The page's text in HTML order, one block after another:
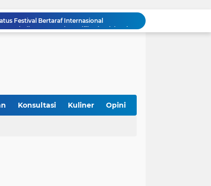
Asyik! Dimulai dari Kantin Vokasi, UI Kembangkan Ekosistem Halal Kampus
Kebutuhan atau Sekadar Tren?
Halal Gratis Bareng Unmul
Konsultasi Kuliner Opini